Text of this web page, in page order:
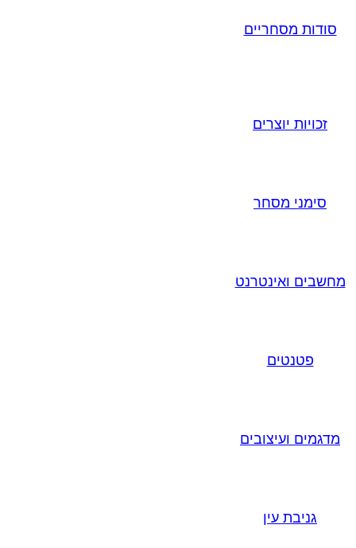
סודות מסחריים
זכויות יוצרים
סימני מסחר
מחשבים ואינטרנט
פטנטים
מדגמים ועיצובים
גניבת עין